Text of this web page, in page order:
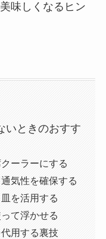
味しくなるヒン
いときのおすす
ーラーにする
気性を確保する
を活用する
て浮かせる
用する裏技